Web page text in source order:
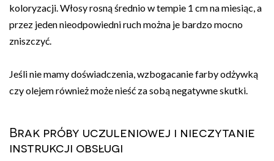
koloryzacji. Włosy rosną średnio w tempie 1 cm na miesiąc, a
przez jeden nieodpowiedni ruch można je bardzo mocno
zniszczyć.
Jeśli nie mamy doświadczenia, wzbogacanie farby odżywką
czy olejem również może nieść za sobą negatywne skutki.
Brak próby uczuleniowej i nieczytanie
instrukcji obsługi